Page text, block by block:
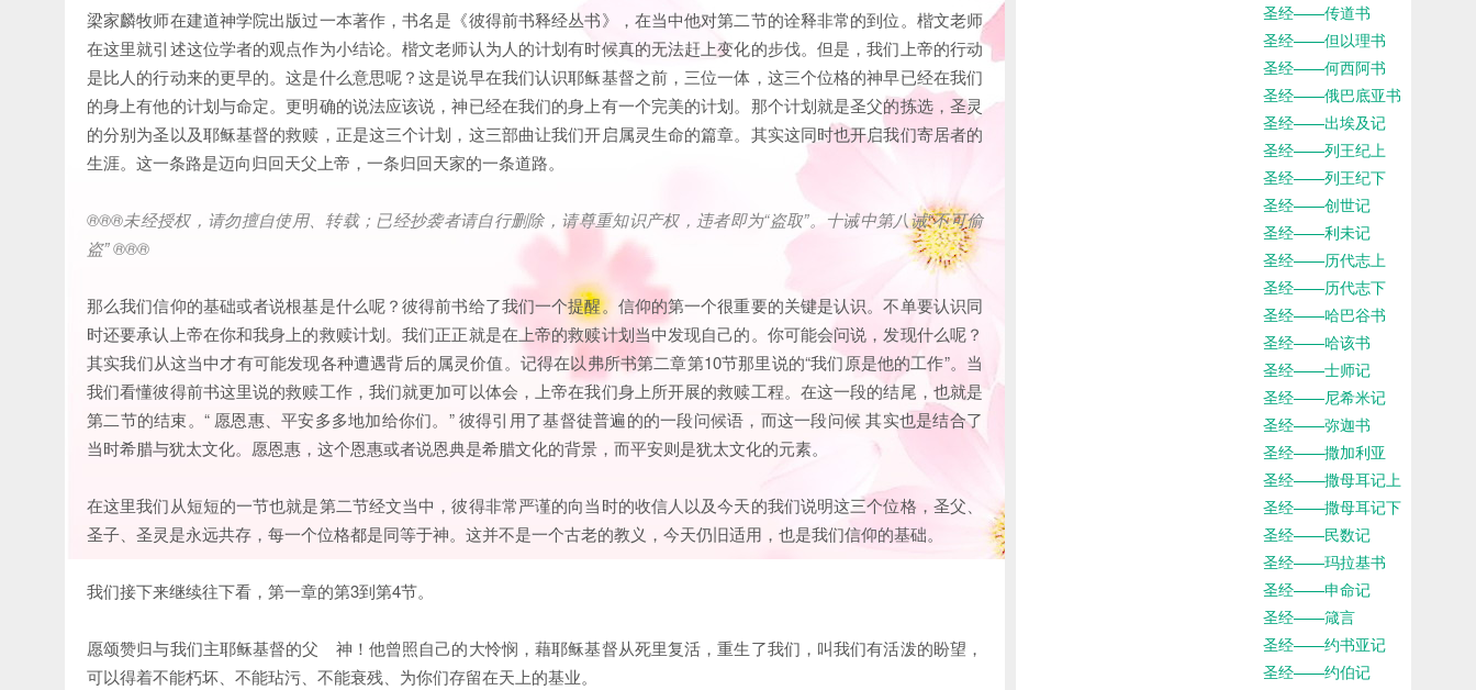
梁家麟牧师在建道神学院出版过一本著作，书名是《彼得前书释经丛书》，在当中他对第二节的诠释非常的到位。楷文老师
在这里就引述这位学者的观点作为小结论。楷文老师认为人的计划有时候真的无法赶上变化的步伐。但是，我们上帝的行动
是比人的行动来的更早的。这是什么意思呢？这是说早在我们认识耶稣基督之前，三位一体，这三个位格的神早已经在我们
的身上有他的计划与命定。更明确的说法应该说，神已经在我们的身上有一个完美的计划。那个计划就是圣父的拣选，圣灵
的分别为圣以及耶稣基督的救赎，正是这三个计划，这三部曲让我们开启属灵生命的篇章。其实这同时也开启我们寄居者的
生涯。这一条路是迈向归回天父上帝，一条归回天家的一条道路。
®®®未经授权，请勿擅自使用、转载；已经抄袭者请自行删除，请尊重知识产权，违者即为“盗取”。十诫中第八诫“不可偷
盗” ®®®
那么我们信仰的基础或者说根基是什么呢？彼得前书给了我们一个提醒。信仰的第一个很重要的关键是认识。不单要认识同
时还要承认上帝在你和我身上的救赎计划。我们正正就是在上帝的救赎计划当中发现自己的。你可能会问说，发现什么呢？
其实我们从这当中才有可能发现各种遭遇背后的属灵价值。记得在以弗所书第二章第10节那里说的“我们原是他的工作”。当
我们看懂彼得前书这里说的救赎工作，我们就更加可以体会，上帝在我们身上所开展的救赎工程。在这一段的结尾，也就是
第二节的结束。“ 愿恩惠、平安多多地加给你们。” 彼得引用了基督徒普遍的的一段问候语，而这一段问候 其实也是结合了
当时希腊与犹太文化。愿恩惠，这个恩惠或者说恩典是希腊文化的背景，而平安则是犹太文化的元素。
在这里我们从短短的一节也就是第二节经文当中，彼得非常严谨的向当时的收信人以及今天的我们说明这三个位格，圣父、
圣子、圣灵是永远共存，每一个位格都是同等于神。这并不是一个古老的教义，今天仍旧适用，也是我们信仰的基础。
我们接下来继续往下看，第一章的第3到第4节。
愿颂赞归与我们主耶稣基督的父 神！他曾照自己的大怜悯，藉耶稣基督从死里复活，重生了我们，叫我们有活泼的盼望，
可以得着不能朽坏、不能玷污、不能衰残、为你们存留在天上的基业。
圣经——传道书
圣经——但以理书
圣经——何西阿书
圣经——俄巴底亚书
圣经——出埃及记
圣经——列王纪上
圣经——列王纪下
圣经——创世记
圣经——利未记
圣经——历代志上
圣经——历代志下
圣经——哈巴谷书
圣经——哈该书
圣经——士师记
圣经——尼希米记
圣经——弥迦书
圣经——撒加利亚
圣经——撒母耳记上
圣经——撒母耳记下
圣经——民数记
圣经——玛拉基书
圣经——申命记
圣经——箴言
圣经——约书亚记
圣经——约伯记